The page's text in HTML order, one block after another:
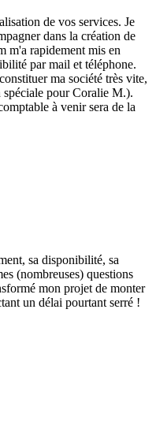
de vos services. Je
dans la création de
m'a rapidement mis en
par mail et téléphone.
ma société très vite,
pour Coralie M.).
à venir sera de la
sa disponibilité, sa
(nombreuses) questions
mon projet de monter
un délai pourtant serré !